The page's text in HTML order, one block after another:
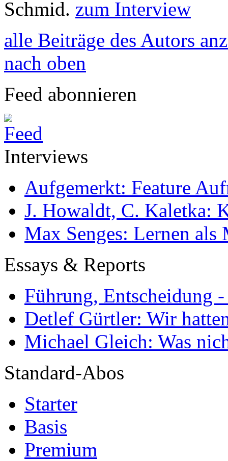
Schmid. zum Interview
alle Beiträge des Autors
nach oben
Feed abonnieren
Interviews
Aufgemerkt: Feature
J. Howaldt, C. Kaletka:
Max Senges: Lernen als
Essays & Reports
Führung, Entscheidung
Detlef Gürtler: Wir
Michael Gleich: Was
Standard-Abos
Starter
Basis
Premium